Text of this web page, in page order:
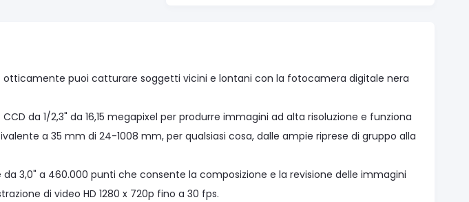
otticamente puoi catturare soggetti vicini e lontani con la fotocamera digitale nera
da 1/2,3" da 16,15 megapixel per produrre immagini ad alta risoluzione e funziona
a 35 mm di 24-1008 mm, per qualsiasi cosa, dalle ampie riprese di gruppo alla
3,0" a 460.000 punti che consente la composizione e la revisione delle immagini
di video HD 1280 x 720p fino a 30 fps.